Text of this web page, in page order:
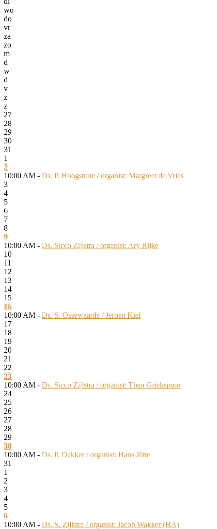
wo
do
vr
za
zo
m
d
w
d
v
z
z
27
28
29
30
31
1
2
10:00 AM - Ds. P. Hoogstrate / organist: Margreet de Vries
3
4
5
6
7
8
9
10:00 AM - Ds. Sicco Zijlstra / organist: Ary Rijke
10
11
12
13
14
15
16
10:00 AM - Ds. S. Ossewaarde / Jeroen Kiel
17
18
19
20
21
22
23
10:00 AM - Ds. Sicco Zijlstra / organist: Theo Griekspoor
24
25
26
27
28
29
30
10:00 AM - Ds. P. Dekker / organist: Hans Jütte
31
1
2
3
4
5
6
10:00 AM - Ds. S. Zijlstra / organist: Jacob Wakker (HA)